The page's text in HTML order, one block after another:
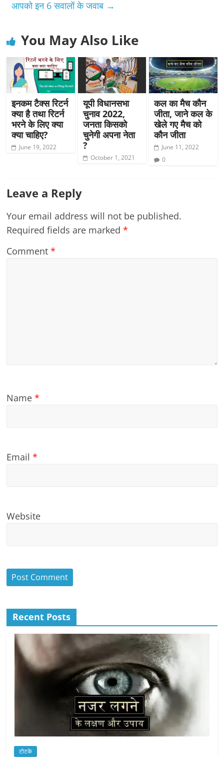
आपको इन 6 सवालों के जवाब →
You May Also Like
इनकम टैक्स रिटर्न
क्या है तथा रिटर्न
भरने के लिए क्या
क्या चाहिए?
June 19, 2022
यूपी विधानसभा
चुनाव 2022,
जनता किसको
चुनेगी अपना नेता
?
October 1, 2021
कल का मैच कौन
जीता, जाने कल के
खेले गए मैच को
कौन जीता
June 11, 2022
0
Leave a Reply
Your email address will not be published.
Required fields are marked*
Comment*
Name*
Email*
Website
Recent Posts
टोटके